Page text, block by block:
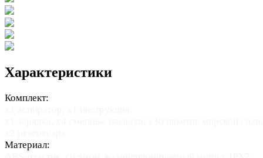
Характеристики
Комплект:
Материал: